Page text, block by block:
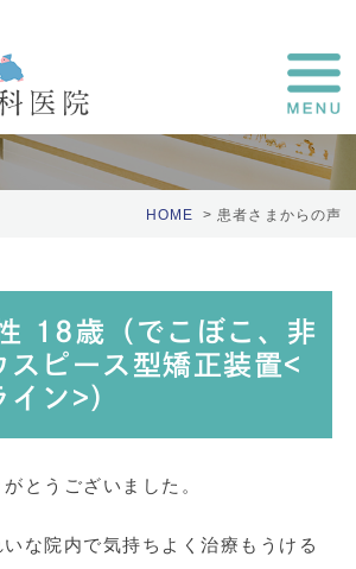
さまの声
HOME 患者さまからの声
18歳（でこぼこ、非
スピース型矯正装置<
ン>）
とうございました。
な院内で気持ちよく治療もうける